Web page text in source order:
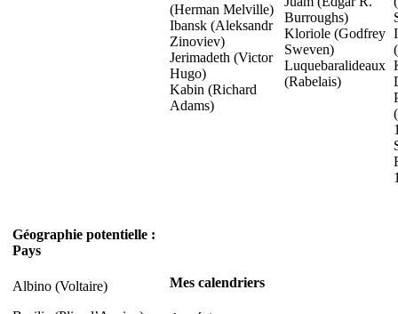
(Herman Melville)
Ibansk (Aleksandr
Zinoviev)
Jerimadeth (Victor
Hugo)
Kabin (Richard
Adams)
Burroughs)
Kloriole (Godfrey
Sweven)
Luquebaralideaux
(Rabelais)
Géographie potentielle :
Pays
Albino (Voltaire)
Mes calendriers